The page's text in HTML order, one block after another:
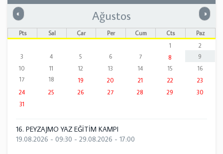
« Önceki »
Ağustos
Pts Sal Çar Per Cum Cts
Paz
1
2
3
4 5 6 7 8
9
10
11 12 13 14 15
16
17
18 19 20 21 22
23
24
25 26 27 28 29
30
31
16. PEYZAJMO YAZ EĞİTİM KAMPI
19.08.2026 - 09:30 - 29.08.2026 - 17:00